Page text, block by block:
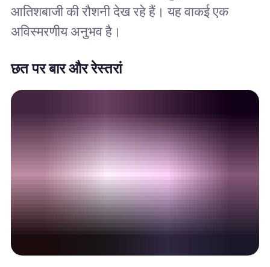
आतिशबाजी की रौशनी देख रहे हैं। यह वाकई एक
अविस्मरणीय अनुभव है।
छत पर बार और रेस्तरां